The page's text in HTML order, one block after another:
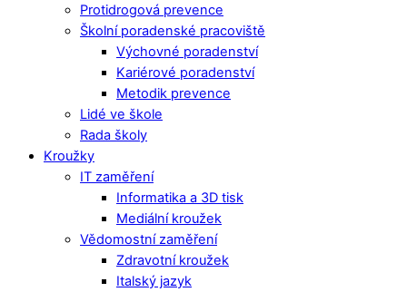
Protidrogová prevence
Školní poradenské pracoviště
Výchovné poradenství
Kariérové poradenství
Metodik prevence
Lidé ve škole
Rada školy
Kroužky
IT zaměření
Informatika a 3D tisk
Mediální kroužek
Vědomostní zaměření
Zdravotní kroužek
Italský jazyk